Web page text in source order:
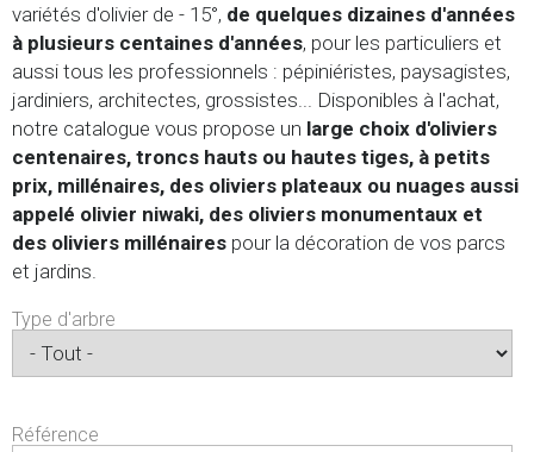
variétés d'olivier de - 15°, de quelques dizaines d'années
à plusieurs centaines d'années, pour les particuliers et
aussi tous les professionnels : pépiniéristes, paysagistes,
jardiniers, architectes, grossistes... Disponibles à l'achat,
notre catalogue vous propose un large choix d'oliviers
centenaires, troncs hauts ou hautes tiges, à petits
prix, millénaires, des oliviers plateaux ou nuages aussi
appelé olivier niwaki, des oliviers monumentaux et
des oliviers millénaires pour la décoration de vos parcs
et jardins.
Type d'arbre
Référence